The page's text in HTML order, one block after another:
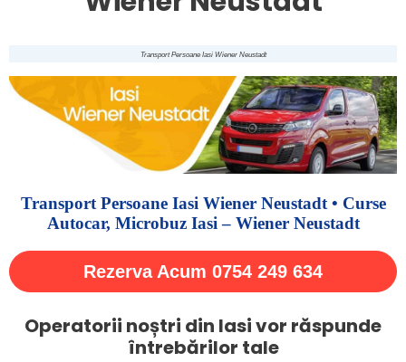
Transport Persoane Iasi Wiener Neustadt
Transport Persoane Iasi Wiener Neustadt • Curse
Autocar, Microbuz Iasi – Wiener Neustadt
Rezerva Acum 0754 249 634
Operatorii noștri din Iasi vor răspunde
întrebărilor tale